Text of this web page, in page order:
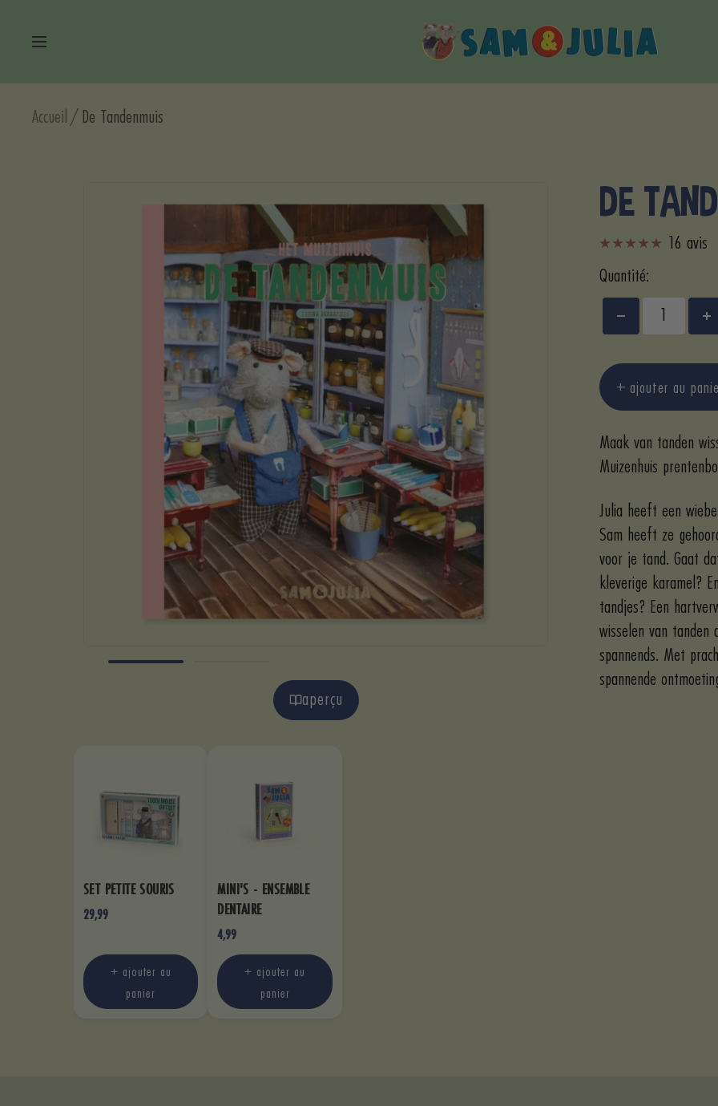
Navigation
Sam
&
Julia
Accueil De Tandenmuis
aperçu
DE
16 avis
Quantité:
ajouter au
Maak van tanden
Muizenhuis
Julia heeft een
Sam heeft ze
voor je tand. Gaat
kleverige karamel?
tandjes? Een
wisselen van
spannends. Met
spannende
SET PETITE SOURIS
29,99
+ ajouter au
panier
MINI'S - ENSEMBLE
DENTAIRE
4,99
+ ajouter au
panier